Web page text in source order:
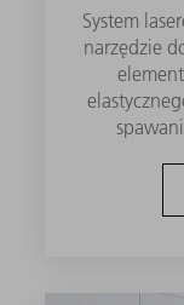
System
narzędzie